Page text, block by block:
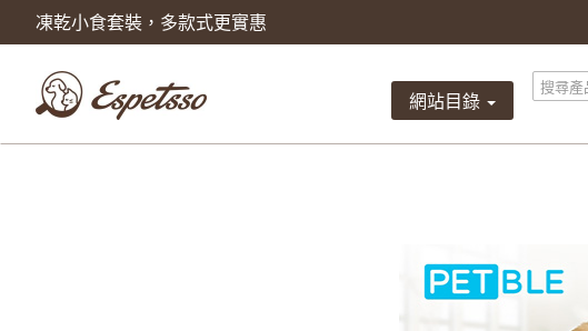
凍乾小食套裝，多款式更實惠
產品已被加入到購物車
數量
總計
網站目錄